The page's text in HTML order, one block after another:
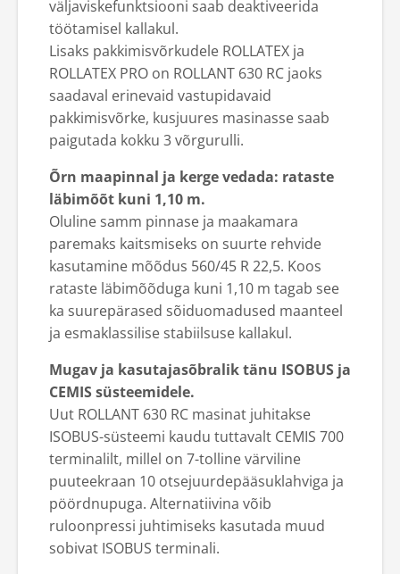
väljaviskefunktsiooni saab deaktiveerida
töötamisel kallakul.
Lisaks pakkimisvõrkudele ROLLATEX ja
ROLLATEX PRO on ROLLANT 630 RC jaoks
saadaval erinevaid vastupidavaid
pakkimisvõrke, kusjuures masinasse saab
paigutada kokku 3 võrgurulli.
Õrn maapinnal ja kerge vedada: rataste
läbimõõt kuni 1,10 m.
Oluline samm pinnase ja maakamara
paremaks kaitsmiseks on suurte rehvide
kasutamine mõõdus 560/45 R 22,5. Koos
rataste läbimõõduga kuni 1,10 m tagab see
ka suurepärased sõiduomadused maanteel
ja esmaklassilise stabiilsuse kallakul.
Mugav ja kasutajasõbralik tänu ISOBUS ja
CEMIS süsteemidele.
Uut ROLLANT 630 RC masinat juhitakse
ISOBUS-süsteemi kaudu tuttavalt CEMIS 700
terminalilt, millel on 7-tolline värviline
puuteekraan 10 otsejuurdepääsuklahviga ja
pöördnupuga. Alternatiivina võib
ruloonpressi juhtimiseks kasutada muud
sobivat ISOBUS terminali.